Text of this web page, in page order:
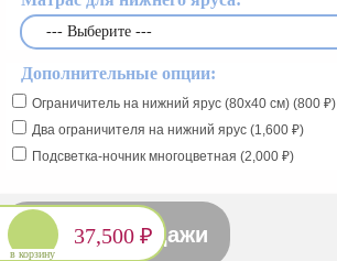
Дополнительные опции:
Ограничитель на нижний ярус (80x40 см) (800 ₽)
Два ограничителя на нижний ярус (1,600 ₽)
Подсветка-ночник многоцветная (2,000 ₽)
в корзину
37,500 ₽
Снято с продажи